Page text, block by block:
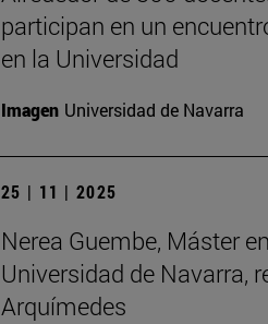
participan en un
en la Universidad
Imagen Universidad de Navarra
25 | 11 | 2025
Nerea Guembe, Máster
Universidad de Navarra,
Arquímedes